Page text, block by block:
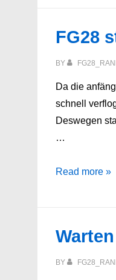
FG28
BY
Da die
schnell
Deswegen
…
FG28
um
Read more »
BY